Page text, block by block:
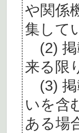
や関係
集して
(2) 掲
来る限
(3) 掲
いを含
ある場